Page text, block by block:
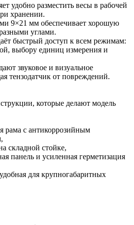
удобно разместить весы в рабочей
хранении.
9×21 мм обеспечивает хорошую
углами.
быстрый доступ к всем режимам:
выбору единиц измерения и
звуковое и визуальное
тензодатчик от повреждений.
которые делают модель
рама с антикоррозийным
складной стойке,
панель и усиленная герметизация
для крупногабаритных